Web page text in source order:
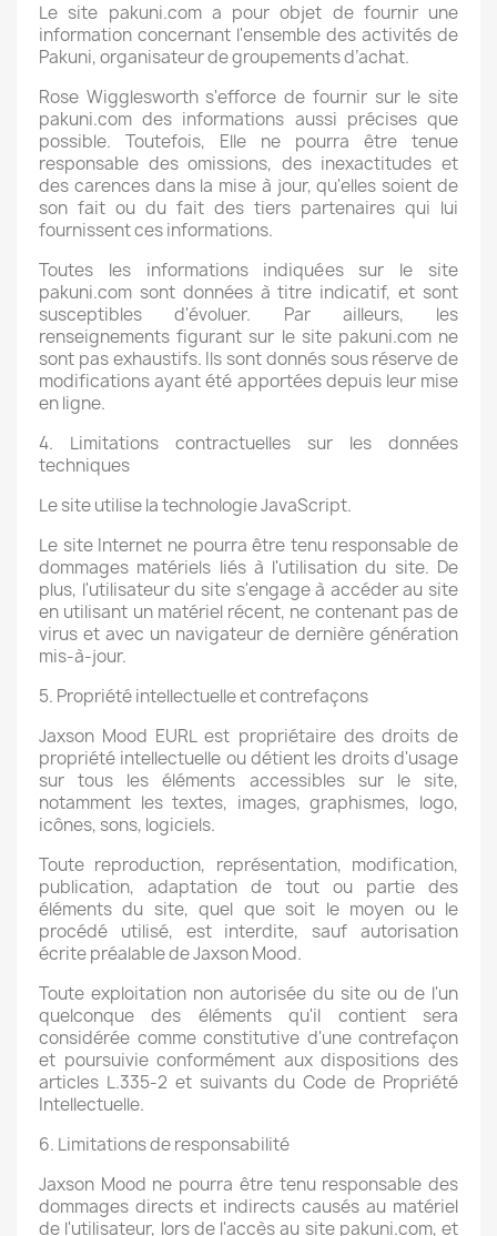
Le site pakuni.com a pour objet de fournir une
information concernant l'ensemble des activités de
Pakuni, organisateur de groupements d’achat.
Rose Wigglesworth s'efforce de fournir sur le site
pakuni.com des informations aussi précises que
possible. Toutefois, Elle ne pourra être tenue
responsable des omissions, des inexactitudes et
des carences dans la mise à jour, qu'elles soient de
son fait ou du fait des tiers partenaires qui lui
fournissent ces informations.
Toutes les informations indiquées sur le site
pakuni.com sont données à titre indicatif, et sont
susceptibles d'évoluer. Par ailleurs, les
renseignements figurant sur le site pakuni.com ne
sont pas exhaustifs. Ils sont donnés sous réserve de
modifications ayant été apportées depuis leur mise
en ligne.
4. Limitations contractuelles sur les données
techniques
Le site utilise la technologie JavaScript.
Le site Internet ne pourra être tenu responsable de
dommages matériels liés à l'utilisation du site. De
plus, l'utilisateur du site s'engage à accéder au site
en utilisant un matériel récent, ne contenant pas de
virus et avec un navigateur de dernière génération
mis-à-jour.
5. Propriété intellectuelle et contrefaçons
Jaxson Mood EURL est propriétaire des droits de
propriété intellectuelle ou détient les droits d'usage
sur tous les éléments accessibles sur le site,
notamment les textes, images, graphismes, logo,
icônes, sons, logiciels.
Toute reproduction, représentation, modification,
publication, adaptation de tout ou partie des
éléments du site, quel que soit le moyen ou le
procédé utilisé, est interdite, sauf autorisation
écrite préalable de Jaxson Mood.
Toute exploitation non autorisée du site ou de l'un
quelconque des éléments qu'il contient sera
considérée comme constitutive d'une contrefaçon
et poursuivie conformément aux dispositions des
articles L.335-2 et suivants du Code de Propriété
Intellectuelle.
6. Limitations de responsabilité
Jaxson Mood ne pourra être tenu responsable des
dommages directs et indirects causés au matériel
de l'utilisateur, lors de l'accès au site pakuni.com, et